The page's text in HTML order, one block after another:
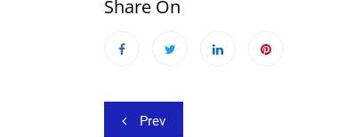
Share On
Prev